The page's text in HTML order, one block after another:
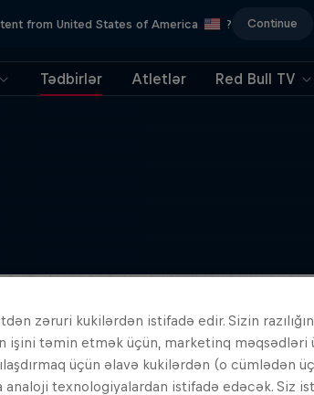
from United States of America ? Continue
Tədbirlər Atletlər Red Bull TV
zəruri kukilərdən istifadə edir. Sizin
işini təmin etmək üçün, marketinq məqsədləri
üçün əlavə kukilərdən (o cümlədən
texnologiyalardan istifadə edəcək. Siz